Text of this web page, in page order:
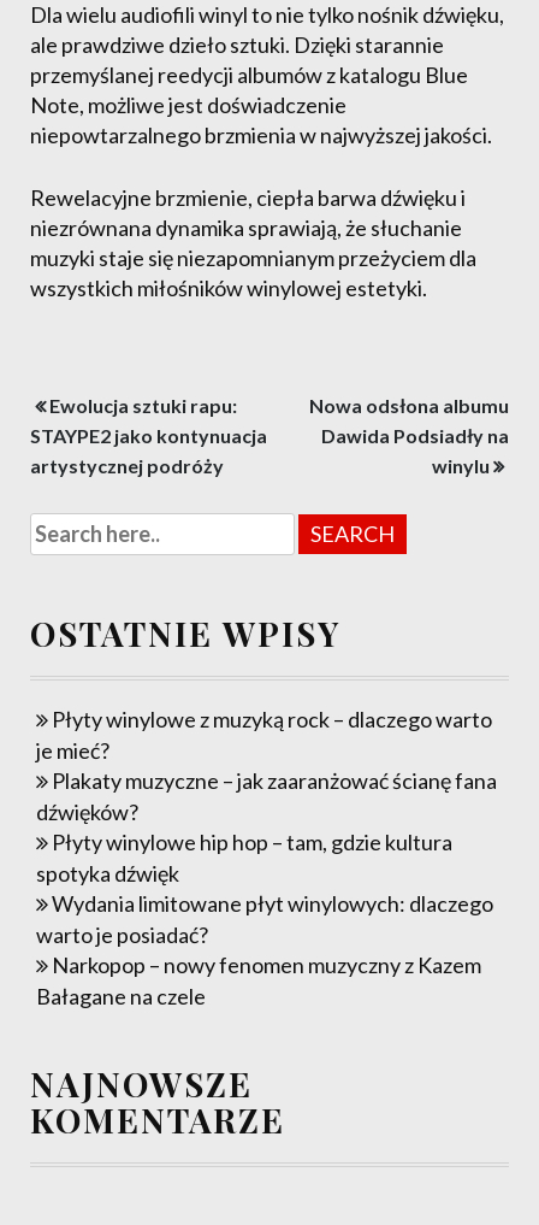
Dla wielu audiofili winyl to nie tylko nośnik dźwięku,
ale prawdziwe dzieło sztuki. Dzięki starannie
przemyślanej reedycji albumów z katalogu Blue
Note, możliwe jest doświadczenie
niepowtarzalnego brzmienia w najwyższej jakości.
Rewelacyjne brzmienie, ciepła barwa dźwięku i
niezrównana dynamika sprawiają, że słuchanie
muzyki staje się niezapomnianym przeżyciem dla
wszystkich miłośników winylowej estetyki.
Nawigacja
wpisu
Ewolucja sztuki rapu:
STAYPE2 jako kontynuacja
artystycznej podróży
Nowa odsłona albumu
Dawida Podsiadły na
winylu
OSTATNIE WPISY
Płyty winylowe z muzyką rock – dlaczego warto
je mieć?
Plakaty muzyczne – jak zaaranżować ścianę fana
dźwięków?
Płyty winylowe hip hop – tam, gdzie kultura
spotyka dźwięk
Wydania limitowane płyt winylowych: dlaczego
warto je posiadać?
Narkopop – nowy fenomen muzyczny z Kazem
Bałagane na czele
NAJNOWSZE
KOMENTARZE